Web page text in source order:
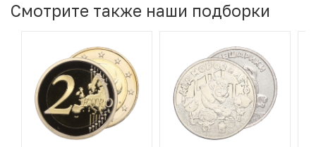
Смотрите также наши подборки